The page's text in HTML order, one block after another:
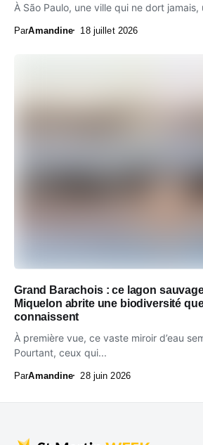
À São Paulo, une ville qui ne dort
ParAmandine 18 juillet 2026
Grand Barachois : ce lagon
Miquelon abrite une biodiversité
connaissent
À première vue, ce vaste miroir d’eau
Pourtant, ceux qui...
ParAmandine 28 juin 2026